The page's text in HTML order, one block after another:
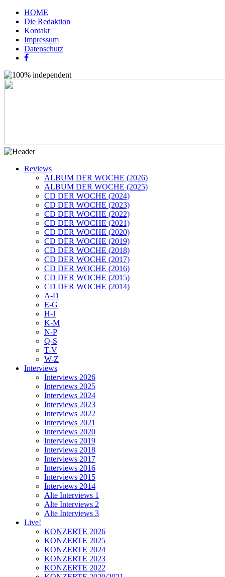
HOME
Die Redaktion
Kontakt
Impressum
Datenschutz
Reviews
ALBUM DER WOCHE (2026)
ALBUM DER WOCHE (2025)
CD DER WOCHE (2024)
CD DER WOCHE (2023)
CD DER WOCHE (2022)
CD DER WOCHE (2021)
CD DER WOCHE (2020)
CD DER WOCHE (2019)
CD DER WOCHE (2018)
CD DER WOCHE (2017)
CD DER WOCHE (2016)
CD DER WOCHE (2015)
CD DER WOCHE (2014)
A-D
E-G
H-J
K-M
N-P
Q-S
T-V
W-Z
Interviews
Interviews 2026
Interviews 2025
Interviews 2024
Interviews 2023
Interviews 2022
Interviews 2021
Interviews 2020
Interviews 2019
Interviews 2018
Interviews 2017
Interviews 2016
Interviews 2015
Interviews 2014
Alte Interviews 1
Alte Interviews 2
Alte Interviews 3
Live!
KONZERTE 2026
KONZERTE 2025
KONZERTE 2024
KONZERTE 2023
KONZERTE 2022